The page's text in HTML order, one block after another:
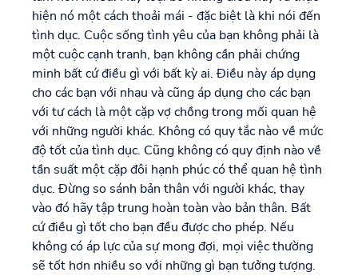
hiện nó một cách thoải mái - đặc biệt là khi nói đến
tình dục. Cuộc sống tình yêu của bạn không phải là
một cuộc cạnh tranh, bạn không cần phải chứng
minh bất cứ điều gì với bất kỳ ai. Điều này áp dụng
cho các bạn với nhau và cũng áp dụng cho các bạn
với tư cách là một cặp vợ chồng trong mối quan hệ
với những người khác. Không có quy tắc nào về mức
độ tốt của tình dục. Cũng không có quy định nào về
tần suất một cặp đôi hạnh phúc có thể quan hệ tình
dục. Đừng so sánh bản thân với người khác, thay
vào đó hãy tập trung hoàn toàn vào bản thân. Bất
cứ điều gì tốt cho bạn đều được cho phép. Nếu
không có áp lực của sự mong đợi, mọi việc thường
sẽ tốt hơn nhiều so với những gì bạn tưởng tượng.